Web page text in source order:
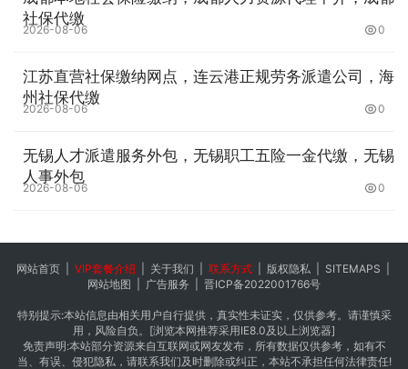
社保代缴
2026-08-06 0
江苏直营社保缴纳网点，连云港正规劳务派遣公司，海
州社保代缴
2026-08-06 0
无锡人才派遣服务外包，无锡职工五险一金代缴，无锡
人事外包
2026-08-06 0
网站首页| VIP套餐介绍 关于我们 联系方式| 版权隐私| SITEMAPS
网站地图
广告服务 晋ICP备2022001766号
特别提示:本站信息由相关用户自行提供，真实性未证实，仅供参考。请谨慎采
用，风险自负。[浏览本网推荐采用IE8.0及以上浏览器]
免责声明:本站部分资源来自互联网或网友发布，所有数据仅供参考，如有不
当、有误、侵犯隐私，请联系我们及时删除或纠正，本站不承担任何法律责任!